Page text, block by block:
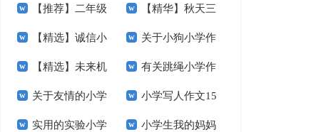
学作文300字4篇 文
【推荐】二年级
的春天作文300字四
篇
【精华】秋天三
年级作文汇编八篇
【精选】诚信小
学作文3篇
关于小狗小学作
文锦集九篇
【精选】未来机
器人小学作文4篇
有关跳绳小学作
文300字10篇
关于友情的小学
作文合集十篇
小学写人作文15
篇
实用的实验小学 小学生我的妈妈